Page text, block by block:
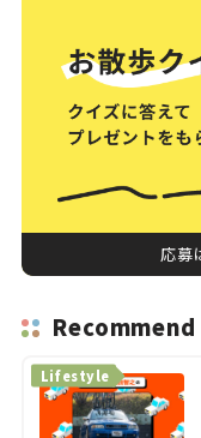
応募
Recommend
Lifestyle